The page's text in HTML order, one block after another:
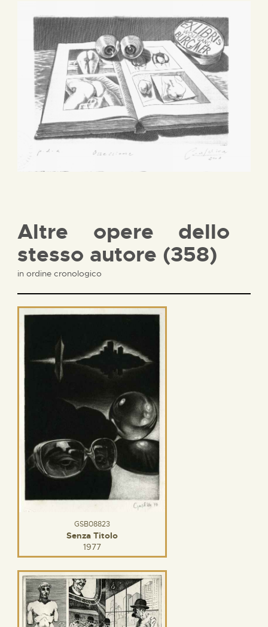
Altre opere dello
stesso autore (358)
in ordine cronologico
GSB08823
Senza Titolo
1977